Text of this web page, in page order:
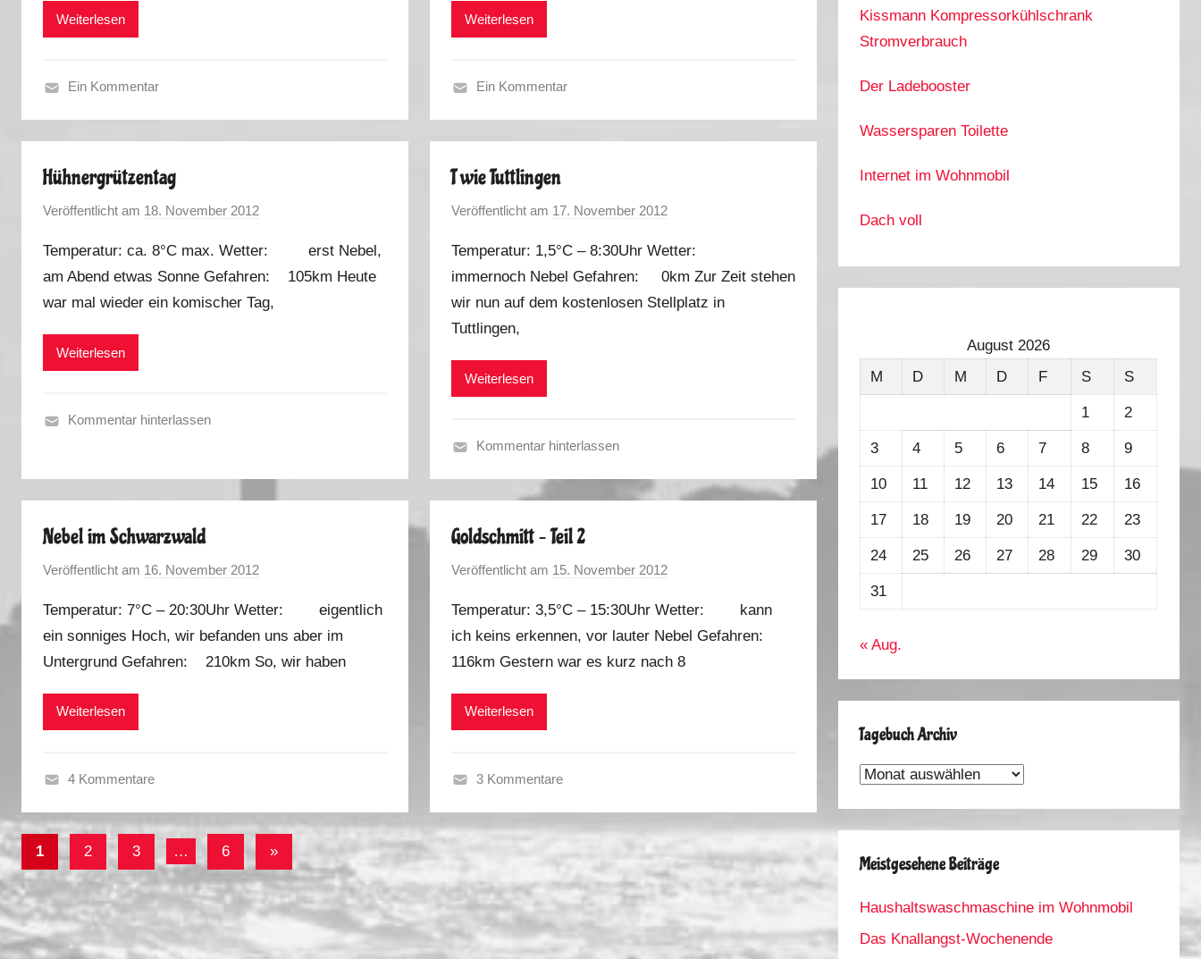
Weiterlesen
b
s
2
0
Ein Kommentar
Weiterlesen
b
s
2
0
Ein Kommentar
Hühnergrützentag
Veröffentlicht am 18. November 2012
n
M
a
Temperatur: ca. 8°C max. Wetter: erst Nebel,
am Abend etwas Sonne Gefahren: 105km Heute
war mal wieder ein komischer Tag,
Weiterlesen
s
0
Kommentar hinterlassen
T wie Tuttlingen
Veröffentlicht am 17. November 2012
n
M
a
Temperatur: 1,5°C – 8:30Uhr Wetter:
immernoch Nebel Gefahren: 0km Zur Zeit stehen
wir nun auf dem kostenlosen Stellplatz in
Tuttlingen,
Weiterlesen
b
s
2
0
1
Kommentar hinterlassen
Nebel im Schwarzwald
Veröffentlicht am 16. November 2012
n
M
a
Temperatur: 7°C – 20:30Uhr Wetter: eigentlich
ein sonniges Hoch, wir befanden uns aber im
Untergrund Gefahren: 210km So, wir haben
Weiterlesen
e
b
s
t
2
4 Kommentare
Goldschmitt – Teil 2
Veröffentlicht am 15. November 2012
n
M
a
Temperatur: 3,5°C – 15:30Uhr Wetter: kann
ich keins erkennen, vor lauter Nebel Gefahren:
116km Gestern war es kurz nach 8
Weiterlesen
3 Kommentare
Beitragsnavigation
1 2 3 … 6
Nächste
Beiträge
»
Kissmann Kompressorkühlschrank
Stromverbrauch
Der Ladebooster
Wassersparen Toilette
Internet im Wohnmobil
Dach voll
August 2026
M
D M D F S S
1 2
3 4 5 6 7 8 9
10 11 12 13 14 15 16
17 18 19 20 21 22 23
24 25 26 27 28 29 30
31
« Aug.
Tagebuch Archiv
Tagebuch
Meistgesehene Beiträge
Haushaltswaschmaschine im Wohnmobil
Das Knallangst-Wochenende